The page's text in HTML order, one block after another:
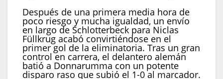
Después de una primera media hora de
poco riesgo y mucha igualdad, un envío
en largo de Schlotterbeck para Niclas
Füllkrug acabó convirtiéndose en el
primer gol de la eliminatoria. Tras un gran
control en carrera, el delantero alemán
batió a Donnarumma con un potente
disparo raso que subió el 1-0 al marcador.